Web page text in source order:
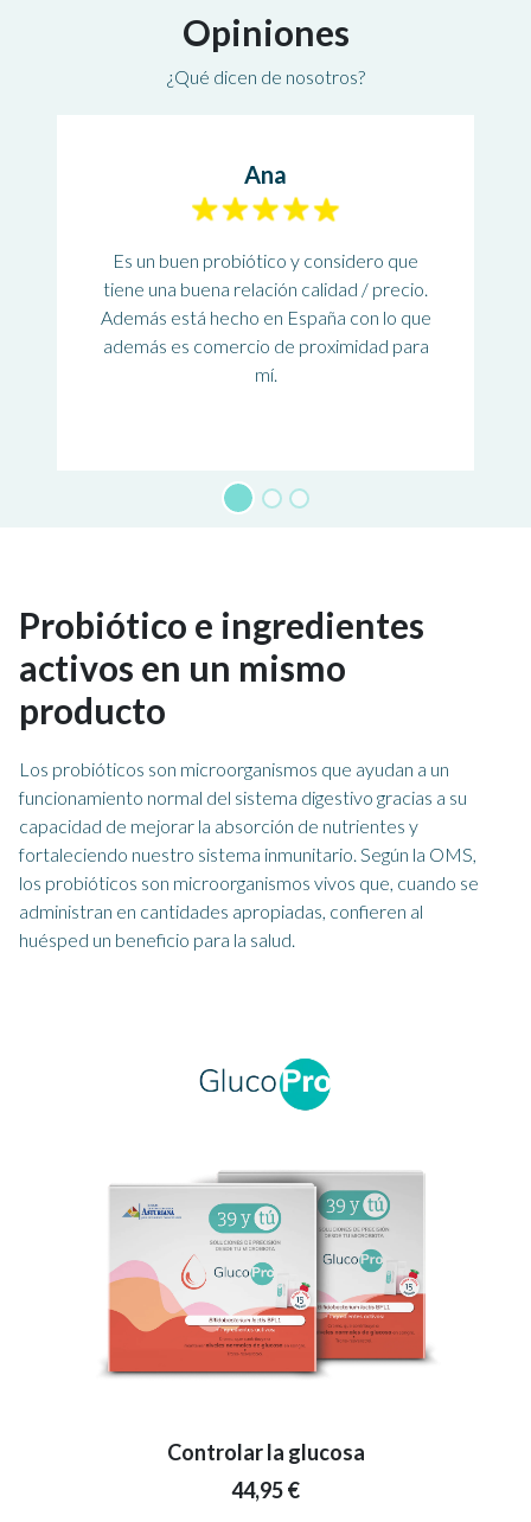
Opiniones
¿Qué dicen de nosotros?
Ana
Es un buen probiótico y considero que
tiene una buena relación calidad / precio.
Además está hecho en España con lo que
además es comercio de proximidad para
mí.
Probiótico e ingredientes
activos en un mismo
producto
Los probióticos son microorganismos que ayudan a un
funcionamiento normal del sistema digestivo gracias a su
capacidad de mejorar la absorción de nutrientes y
fortaleciendo nuestro sistema inmunitario. Según la OMS,
los probióticos son microorganismos vivos que, cuando se
administran en cantidades apropiadas, confieren al
huésped un beneficio para la salud.
Controlar la glucosa
44,95 €